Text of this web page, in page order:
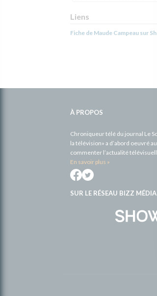
Liens
Fiche de Maude Campeau sur
À PROPOS
Chroniqueur télé du journal Le
la télévision» a d’abord oeuvré
commenter l’actualité
En savoir plus »
SUR LE RÉSEAU BIZZ MÉDIA